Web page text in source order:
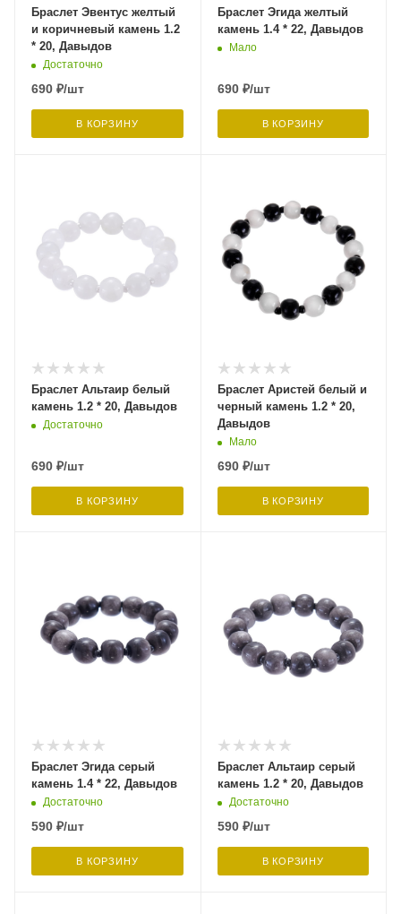
Браслет Эвентус желтый
и коричневый камень 1.2
* 20, Давыдов
Достаточно
690 ₽/шт
В КОРЗИНУ
Браслет Эгида желтый
камень 1.4 * 22, Давыдов
Мало
690₽/шт
В КОРЗИНУ
Браслет Альтаир белый
камень 1.2 * 20, Давыдов
Достаточно
690 ₽/шт
В КОРЗИНУ
Браслет Аристей белый и
черный камень 1.2 * 20,
Давыдов
Мало
690₽/шт
В КОРЗИНУ
Браслет Эгида серый
камень 1.4 * 22, Давыдов
Достаточно
590 ₽/шт
В КОРЗИНУ
Браслет Альтаир серый
камень 1.2 * 20, Давыдов
Достаточно
590₽/шт
В КОРЗИНУ